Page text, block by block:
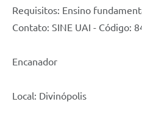
Requisitos: Ensino
Contato: SINE UAI - Código:
Encanador
Local: Divinópolis